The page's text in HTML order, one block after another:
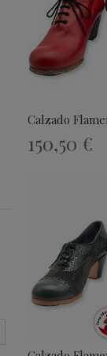
Calzado
150,50 €